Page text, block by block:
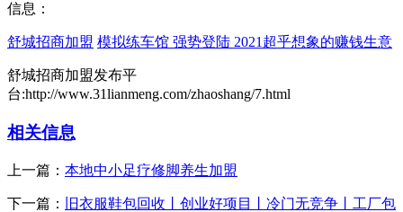
信息：
舒城招商加盟 模拟练车馆 强势登陆 2021超乎想象的赚钱生意
舒城招商加盟发布平
台:http://www.31lianmeng.com/zhaoshang/7.html
相关信息
上一篇： 本地中小足疗修脚养生加盟
下一篇：
旧衣服鞋包回收丨创业好项目丨冷门无竞争丨工厂包